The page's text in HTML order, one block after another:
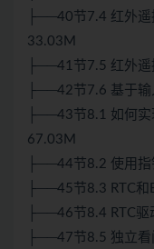
├──40节7.4 红外遥
33.03M
├──41节7.5 红外遥
├──42节7.6 基于
├──43节8.1 如何实
67.03M
├──44节8.2 使用指
├──45节8.3 RTC和
├──46节8.4 RTC驱
├──47节8.5 独立